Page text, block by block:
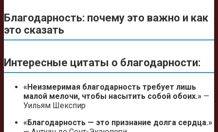
Благодарность: почему это важно и как
это сказать
Интересные цитаты о благодарности:
«Неизмеримая благодарность требует лишь
малой мелочи, чтобы насытить собой обоих.» —
Уильям Шекспир
«Благодарность — это признание долга сердца.»